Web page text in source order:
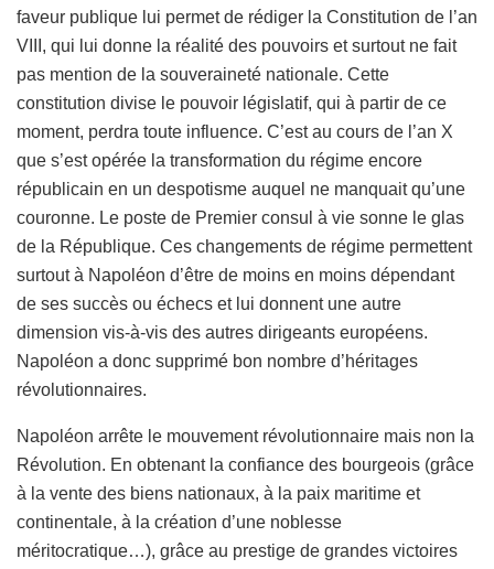
faveur publique lui permet de rédiger la Constitution de l’an
VIII, qui lui donne la réalité des pouvoirs et surtout ne fait
pas mention de la souveraineté nationale. Cette
constitution divise le pouvoir législatif, qui à partir de ce
moment, perdra toute influence. C’est au cours de l’an X
que s’est opérée la transformation du régime encore
républicain en un despotisme auquel ne manquait qu’une
couronne. Le poste de Premier consul à vie sonne le glas
de la République. Ces changements de régime permettent
surtout à Napoléon d’être de moins en moins dépendant
de ses succès ou échecs et lui donnent une autre
dimension vis-à-vis des autres dirigeants européens.
Napoléon a donc supprimé bon nombre d’héritages
révolutionnaires.
Napoléon arrête le mouvement révolutionnaire mais non la
Révolution. En obtenant la confiance des bourgeois (grâce
à la vente des biens nationaux, à la paix maritime et
continentale, à la création d’une noblesse
méritocratique…), grâce au prestige de grandes victoires